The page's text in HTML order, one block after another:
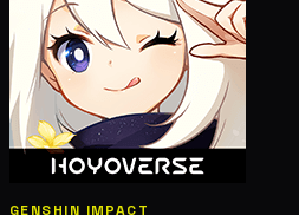
GENSHIN IMPACT